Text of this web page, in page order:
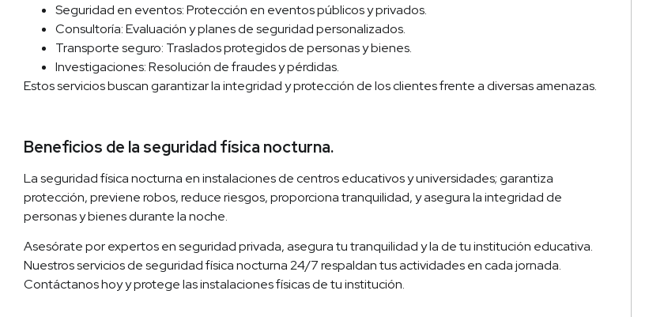
Seguridad en eventos: Protección en eventos públicos y privados.
Consultoría: Evaluación y planes de seguridad personalizados.
Transporte seguro: Traslados protegidos de personas y bienes.
Investigaciones: Resolución de fraudes y pérdidas.
Estos servicios buscan garantizar la integridad y protección de los clientes frente a diversas amenazas.
Beneficios de la seguridad física nocturna.
La seguridad física nocturna en instalaciones de centros educativos y universidades; garantiza
protección, previene robos, reduce riesgos, proporciona tranquilidad, y asegura la integridad de
personas y bienes durante la noche.
Asesórate por expertos en seguridad privada, asegura tu tranquilidad y la de tu institución educativa.
Nuestros servicios de seguridad física nocturna 24/7 respaldan tus actividades en cada jornada.
Contáctanos hoy y protege las instalaciones físicas de tu institución.